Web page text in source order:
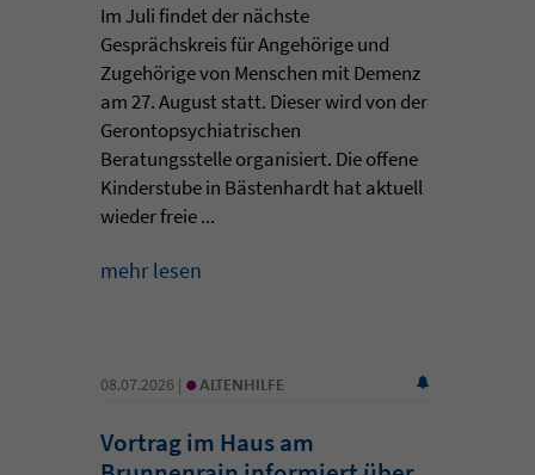
Im Juli findet der nächste
Gesprächskreis für Angehörige und
Zugehörige von Menschen mit Demenz
am 27. August statt. Dieser wird von der
Gerontopsychiatrischen
Beratungsstelle organisiert. Die offene
Kinderstube in Bästenhardt hat aktuell
wieder freie ...
mehr lesen
08.07.2026 | • ALTENHILFE
Vortrag im Haus am